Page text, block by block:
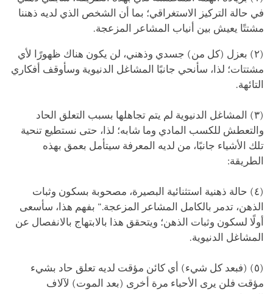
في حالة التركيز الاستغراقي؛ بما أن الشخص الذي لديه ذهننا
مشتتًا يعيش بين أنياب المشاعر المزعجة.
(٢) بعزل (كل من) جسدي وذهني، لن يكون هناك ظهورًا لأي
مشتتات؛ لذا، سأنحي جانبًا المشاغل الدنيوية وسأوقف أفكاري
التائهة.
(٣) المشاغل الدنيوية لم يتم تجاهلها بسبب التعلق الحاد
والتعطش للكسب المادي وما شابه؛ لذا، حتى نستطيع تنحية
تلك الأشياء جانبًا، من لديه المعرفة سيتأمل بعمق بهذه
الطريقة:
(٤) حالة ذهنية استثنائية البصيرة، مصحوبة بسكون وثبات
الذهن، تدمر بالكامل المشاعر المزعجة." بفهم هذا، سأسعى
أولًا لسكون وثبات الذهن؛ ويتحقق هذا بالابتهاج بالانفصال عن
المشاغل الدنيوية.
(٥) (فبعد كل شيء) أي كائن مؤقت لديه تعلق حاد بشيء
مؤقت فلن يرى الأحباء مرة أخرى (بعد الموت) لآلاف